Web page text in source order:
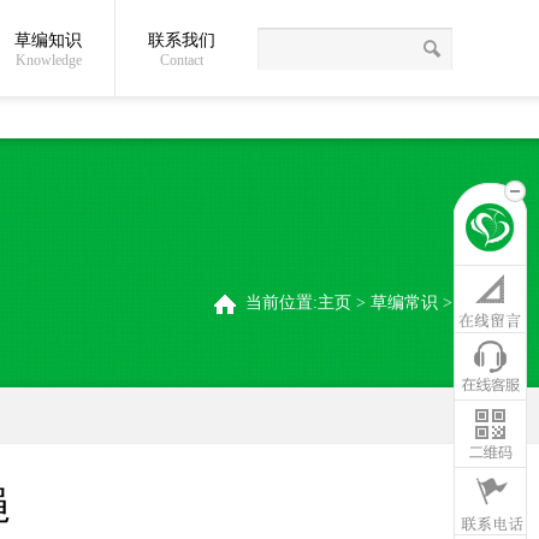
关于我们 草编常识 稻夫草编制品厂
草编知识
Knowledge
联系我们
Contact
当前位置:主页 > 草编常识 >